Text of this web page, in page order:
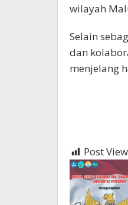
wilayah
Selain
dan
menjelang
Post